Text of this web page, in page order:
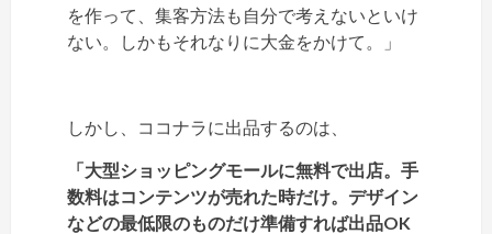
を作って、集客方法も自分で考えないといけ
ない。しかもそれなりに大金をかけて。」
しかし、ココナラに出品するのは、
「大型ショッピングモールに無料で出店。手
数料はコンテンツが売れた時だけ。デザイン
などの最低限のものだけ準備すれば出品OK